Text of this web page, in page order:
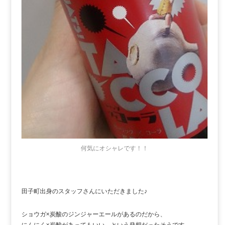
何気にオシャレです！！
田子町出身のスタッフさんにいただきました♪
ショウガ×炭酸のジンジャーエールがあるのだから、